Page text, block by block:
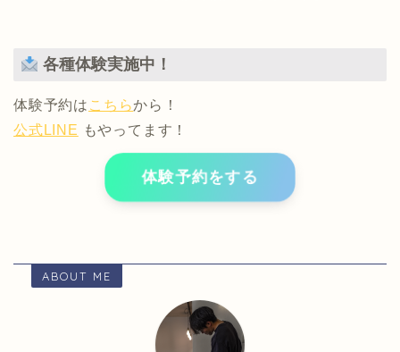
各種体験実施中！
体験予約は こちらから！
公式LINE もやってます！
体験予約をする
ABOUT ME